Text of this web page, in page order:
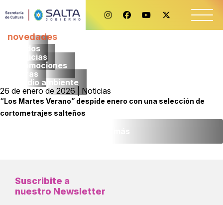
novedades
Todos
noticias
promociones
obras
medio ambiente
26 de enero de 2026 | Noticias
“Los Martes Verano” despide enero con una selección de
cortometrajes salteños
Suscribite a
nuestro Newsletter